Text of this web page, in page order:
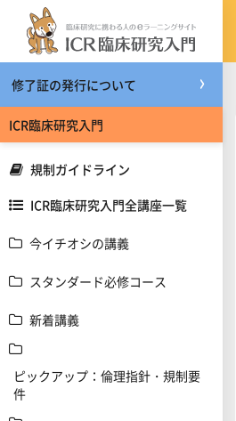
メインコンテンツへスキップする
修了証の発行について
ICR臨床研究入門
規制ガイドライン
ICR臨床研究入門全講座一覧
今イチオシの講義
スタンダード必修コース
新着講義
ピックアップ：倫理指針・規制要
件